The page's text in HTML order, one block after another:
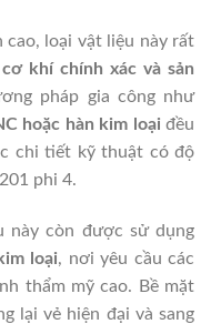
loại vật liệu này rất
khí chính xác và sản
pháp gia công như
hoặc hàn kim loại đều
chi tiết kỹ thuật có độ
phi 4.
này còn được sử dụng
loại, nơi yêu cầu các
thẩm mỹ cao. Bề mặt
lại vẻ hiện đại và sang